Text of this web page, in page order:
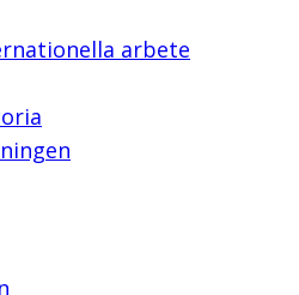
arbete